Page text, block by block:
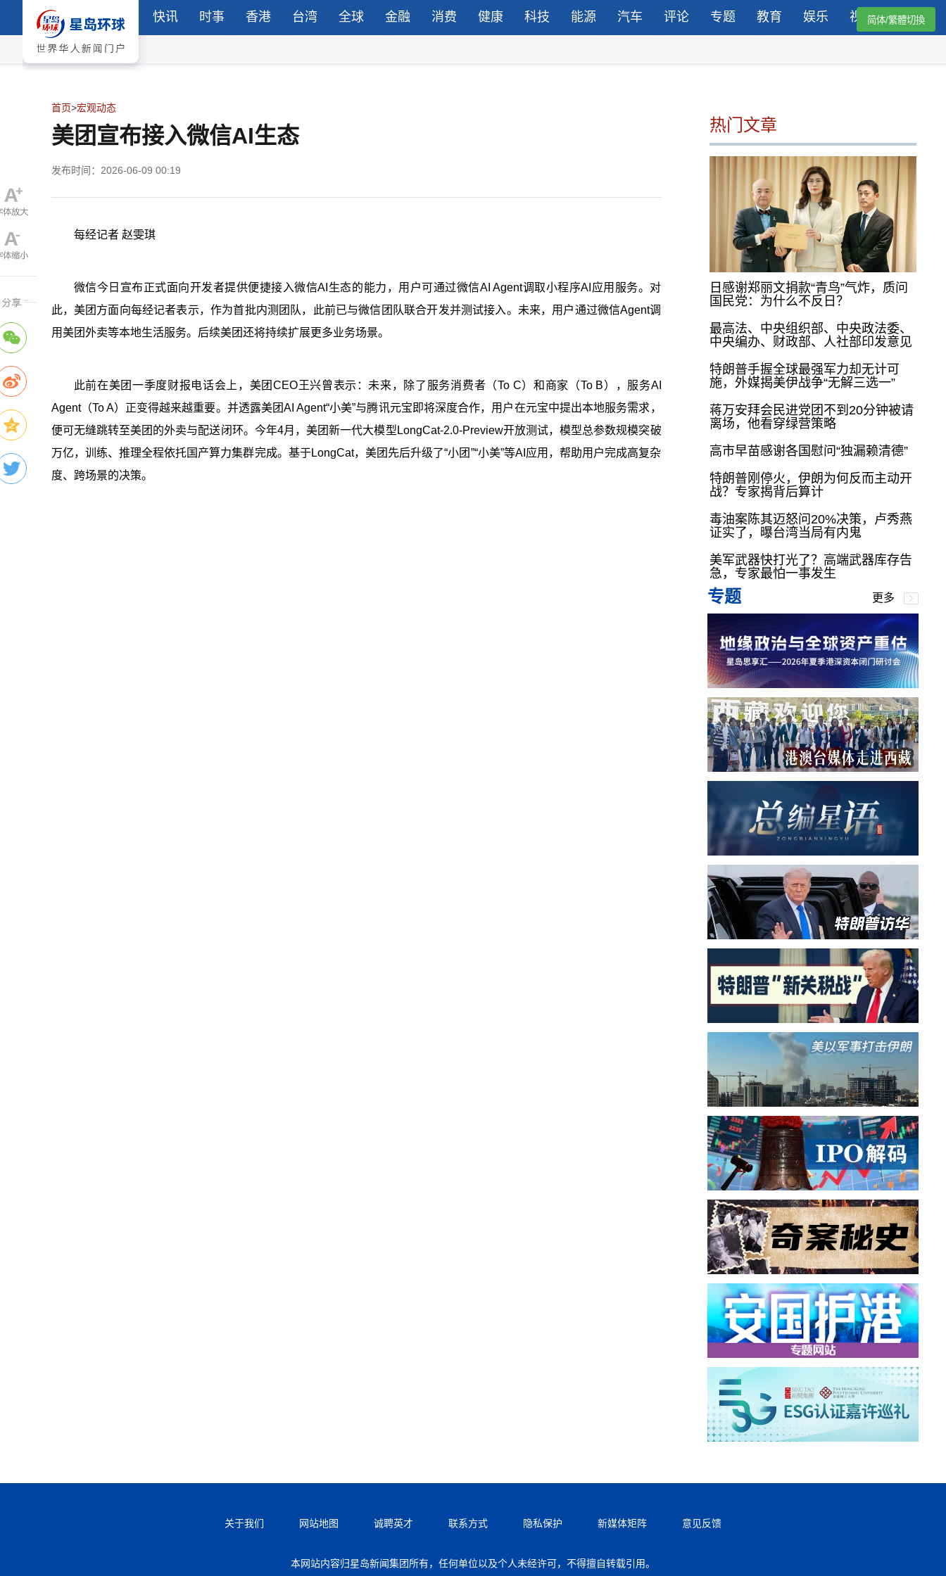
快讯 时事 香港 台湾 全球 金融 消费 健康 科技 能源 汽车 评论 专题 教育 娱乐 视频简体/繁體切換
首页>宏观动态
美团宣布接入微信AI生态
发布时间：2026-06-09 00:19
每经记者 赵雯琪
微信今日宣布正式面向开发者提供便捷接入微信AI生态的能力，用户可通过微信AI Agent调取小程序AI应用服务。对
此，美团方面向每经记者表示，作为首批内测团队，此前已与微信团队联合开发并测试接入。未来，用户通过微信Agent调
用美团外卖等本地生活服务。后续美团还将持续扩展更多业务场景。
此前在美团一季度财报电话会上，美团CEO王兴曾表示：未来，除了服务消费者（To C）和商家（To B），服务AI
Agent（To A）正变得越来越重要。并透露美团AI Agent“小美”与腾讯元宝即将深度合作，用户在元宝中提出本地服务需求，
便可无缝跳转至美团的外卖与配送闭环。今年4月，美团新一代大模型LongCat-2.0-Preview开放测试，模型总参数规模突破
万亿，训练、推理全程依托国产算力集群完成。基于LongCat，美团先后升级了“小团”“小美”等AI应用，帮助用户完成高复杂
度、跨场景的决策。
热门文章
日感谢郑丽文捐款“青鸟”气炸，质问
国民党：为什么不反日？
最高法、中央组织部、中央政法委、
中央编办、财政部、人社部印发意见
特朗普手握全球最强军力却无计可
施，外媒揭美伊战争“无解三选一”
蒋万安拜会民进党团不到20分钟被请
离场，他看穿绿营策略
高市早苗感谢各国慰问“独漏赖清德”
特朗普刚停火，伊朗为何反而主动开
战？专家揭背后算计
毒油案陈其迈怒问20%决策，卢秀燕
证实了，曝台湾当局有内鬼
美军武器快打光了？高端武器库存告
急，专家最怕一事发生
专题 更多
关于我们 网站地图 诚聘英才 联系方式 隐私保护 新媒体矩阵 意见反馈
本网站内容归星岛新闻集团所有，任何单位以及个人未经许可，不得擅自转载引用。